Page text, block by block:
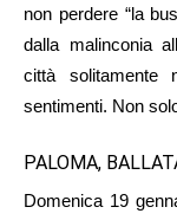
non perdere “la
dalla malinconia
città solitamente
sentimenti. Non
PALOMA,
Domenica 19